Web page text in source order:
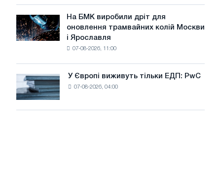
досягнення
цілей
декарбонізації
у
липні
На
БМК
виробили
трамвайних
колій
Москви
і
На БМК виробили дріт для
оновлення трамвайних колій Москви
і Ярославля
07-08-2026, 11:00
Європі
виживуть
тільки
У Європі виживуть тільки ЕДП: PwC
07-08-2026, 04:00